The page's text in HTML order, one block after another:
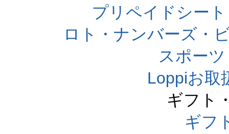
プリペイドシー
ロト・ナンバーズ・
スポー
Loppiお取
ギフト
ギフ